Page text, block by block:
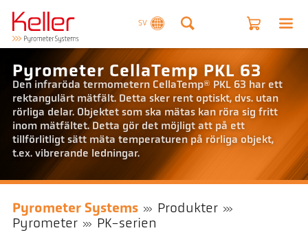
SV
Pyrometer CellaTemp PKL 63
Den infraröda termometern CellaTemp® PKL 63 har ett
rektangulärt mätfält. Detta sker rent optiskt, dvs. utan
rörliga delar. Objektet som ska mätas kan röra sig fritt
inom mätfältet. Detta gör det möjligt att på ett
tillförlitligt sätt mäta temperaturen på rörliga objekt,
t.ex. vibrerande ledningar.
Pyrometer Systems
Produkter
Pyrometer
PK-serien